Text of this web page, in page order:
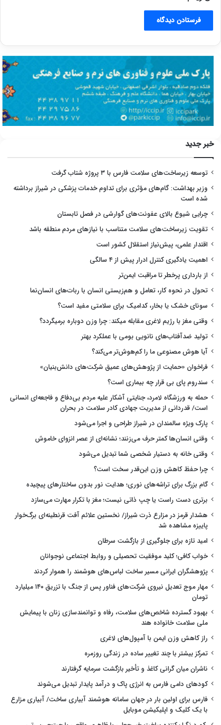
خبر جدید
توسعه زیرساخت‌های سلامت فارس با ۳ پروژه شتاب گرفت
وزیر بهداشت: گام‌های مؤثری برای تداوم خدمات پزشکی در شیراز برداشته
شده است
چرایی شیوع بالای عفونت‌های گوارشی در فصل تابستان
تقویت زیرساخت‌های سلامت متناسب با نیازهای مردم منطقه باشد
اقتدار علمی، پیش‌نیاز استقلال کشور است
اهمیت یادگیری کنترل ادرار پیش از ۴ سالگی
از بارداری پرخطر تا مراقبت ایمن‌تر
تحول در نحوه کار، تعامل و هم‌زیستی انسان با ربات‌های انسان‌نما
سونای خشک یا بخار، کدامیک برای سلامتی مفید است؟
وقتی مغز با رژیم لاغری مقابله میکند: چرا وزن دوباره برمیگردد؟
تولید ضدآفتاب‌های نانویی بومی با عملکرد بهتر
آیا هوش مصنوعی ما را کم‌هوش‌تر می‌کند؟
فراخوان «حمایت از پژوهش‌های عمیق شرکت‌های دانش‌بنیان»
سندروم پای بی قرار چه بیماری است؟
حمله به ورزشگاه لامرد، جنایتی آشکار علیه مردم بی‌دفاع و فاجعه‌ای انسانی
است/ قدردانی از مدیریت جهادی کادر سلامت در بحران
پارک ویژه سالمندان در شیراز طراحی و اجرا می‌شود
وقتی انسان‌ها کمتر حرف می‌زنند؛ نشانه‌ای از عصر انزوای خاموش
وقتی خانه به دستیار شخصی شما تبدیل می‌شود
چرا حفظ کاهش وزن این‌قدر سخت است؟
گام بزرگ برای تراشه‌های نوری؛ هدایت نور بدون ساختارهای پیچیده
برتری دست راست یا چپ ذاتی نیست؛ مغز با تکرار مهارت می‌سازد
هشدار قرمز در مزارع ذرت شیراز/ نخستین علائم آفت قرنطینه‌ای برگ‌خوار
پاییزه مشاهده شد
امید تازه برای جلوگیری از بازگشت سرطان
خواب کافی؛ کلید موفقیت تحصیلی و روابط اجتماعی نوجوانان
پژوهشگران ایرانی مسیر ساخت لباس‌های هوشمند را هموار کردند
مهار موج تعدیل نیروی شرکت‌های فناور پس از جنگ با تزریق ۱۴۰ میلیارد
تومان
بهبود گسترده شاخص‌های سلامت، رفاه و توانمندسازی زنان با پیمایش
ملی سلامت خانواده هند
راز کاهش وزن ایمن با آمپول‌های لاغری
تمرکز بیشتر با چند تغییر ساده در زندگی روزمره
ناشران میان گرانی کاغذ و تأخیر بازگشت سرمایه گرفتارند
کودهای دامی فارس به انرژی پاک و درآمد پایدار تبدیل می‌شوند
فارس برای اولین بار در جهان سامانه هوشمند آبیاری ساخت/ آبیاری مزارع
با یک کلیک و اپلیکیشن موبایل